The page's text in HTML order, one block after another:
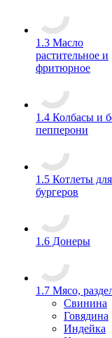
1.3 Масло
растительное и
фритюрное
1.4 Колбасы и
пепперони
1.5 Котлеты для
бургеров
1.6 Донеры
1.7 Мясо,
Свинина
Говядина
Индейка